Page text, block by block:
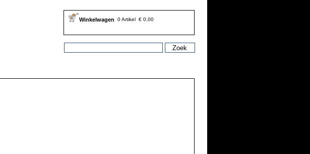
Winkelwagen 0 Artikel € 0,00